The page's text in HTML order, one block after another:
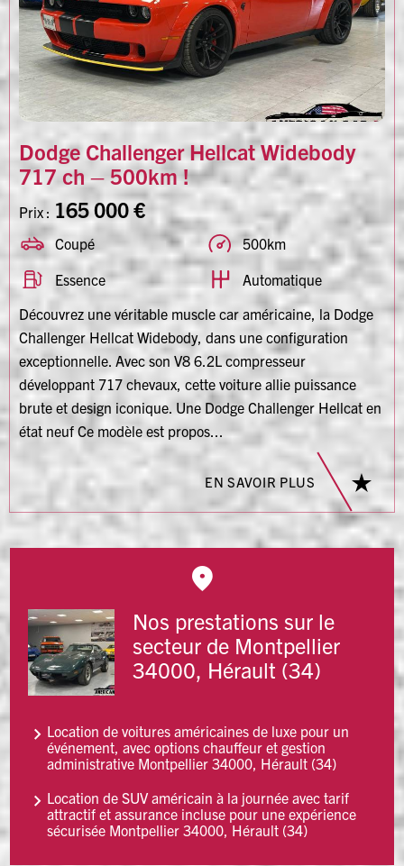
Dodge Challenger Hellcat Widebody
717 ch – 500km !
Prix : 165 000 €
Coupé
500km
Essence
Automatique
Découvrez une véritable muscle car américaine, la Dodge
Challenger Hellcat Widebody, dans une configuration
exceptionnelle. Avec son V8 6.2L compresseur
développant 717 chevaux, cette voiture allie puissance
brute et design iconique. Une Dodge Challenger Hellcat en
état neuf Ce modèle est propos...
EN SAVOIR PLUS
Nos prestations sur le
secteur de Montpellier
34000, Hérault (34)
Location de voitures américaines de luxe pour un
événement, avec options chauffeur et gestion
administrative Montpellier 34000, Hérault (34)
Location de SUV américain à la journée avec tarif
attractif et assurance incluse pour une expérience
sécurisée Montpellier 34000, Hérault (34)